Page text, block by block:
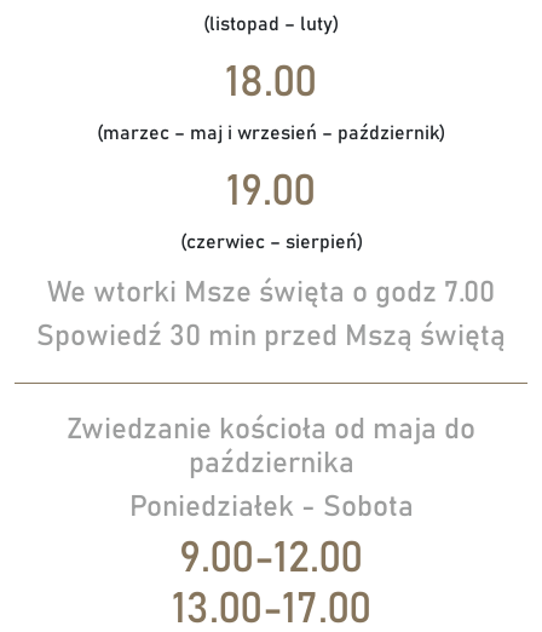
(listopad – luty)
18.00
(marzec – maj i wrzesień – październik)
19.00
(czerwiec – sierpień)
We wtorki Msze święta o godz 7.00
Spowiedź 30 min przed Mszą świętą
Zwiedzanie kościoła od maja do
października
Poniedziałek - Sobota
9.00-12.00
13.00-17.00